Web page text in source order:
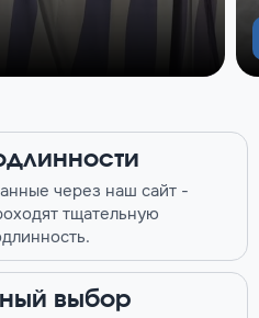
через наш сайт -
тщательную
выбор